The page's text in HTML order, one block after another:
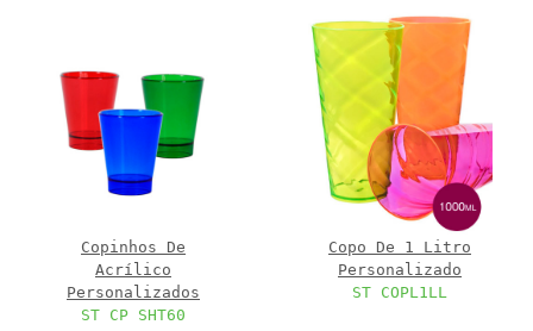
Copinhos De
Acrílico
Personalizados
ST CP SHT60
Copo De 1 Litro
Personalizado
ST COPL1LL